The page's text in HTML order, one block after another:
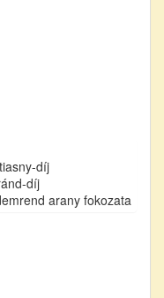
díj
díj
arany fokozata